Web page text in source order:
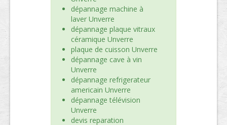
dépannage machine à
laver Unverre
dépannage plaque vitraux
céramique Unverre
plaque de cuisson Unverre
dépannage cave à vin
Unverre
dépannage refrigerateur
americain Unverre
dépannage télévision
Unverre
devis reparation